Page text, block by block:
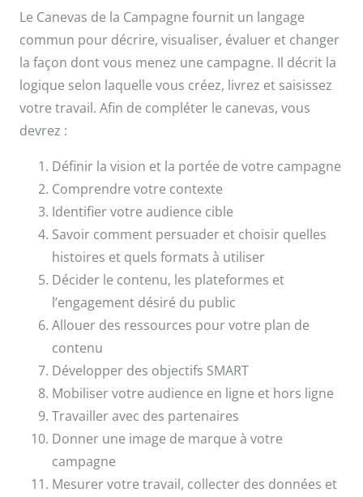
Le Canevas de la Campagne fournit un langage
commun pour décrire, visualiser, évaluer et changer
la façon dont vous menez une campagne. Il décrit la
logique selon laquelle vous créez, livrez et saisissez
votre travail. Afin de compléter le canevas, vous
devrez :
Définir la vision et la portée de votre campagne
Comprendre votre contexte
Identifier votre audience cible
Savoir comment persuader et choisir quelles
histoires et quels formats à utiliser
Décider le contenu, les plateformes et
l’engagement désiré du public
Allouer des ressources pour votre plan de
contenu
Développer des objectifs SMART
Mobiliser votre audience en ligne et hors ligne
Travailler avec des partenaires
Donner une image de marque à votre
campagne
Mesurer votre travail, collecter des données et